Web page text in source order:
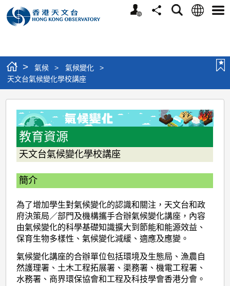
個
分
搜
語
選
> 氣候 > 氣候變化
>
天文台氣候變化學校講座
天
文
台
氣
候
變
化
學
校
講
座
教育資源
天文台氣候變化學校講座
簡介
為了增加學生對氣候變化的認識和關注，天文台和政
府決策局／部門及機構攜手合辦氣候變化講座，內容
由氣候變化的科學基礎知識擴大到節能和能源效益、
保育生物多樣性、氣候變化減緩、適應及應變。
氣候變化講座的合辦單位包括環境及生態局、漁農自
然護理署、土木工程拓展署、渠務署、機電工程署、
水務署、商界環保協會和工程及科技學會香港分會。